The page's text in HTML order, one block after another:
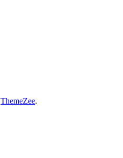
ThemeZee.